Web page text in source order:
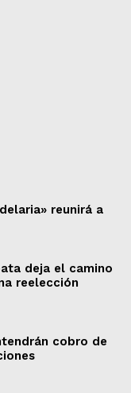
reunirá a
deja el camino
reelección
cobro de